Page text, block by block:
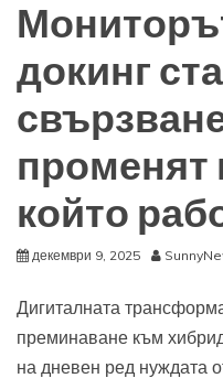
докинг
променят
който
декември 9, 2025
Дигиталната
преминаване към
на дневен ред нуждата